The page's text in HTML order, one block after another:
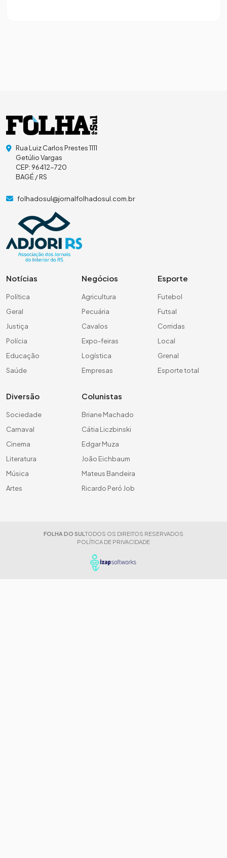
Rua Luiz Carlos Prestes 1111
Getúlio Vargas
CEP: 96412-720
BAGÉ / RS
folhadosul@jornalfolhadosul.com.br
Notícias
Política
Geral
Justiça
Polícia
Educação
Saúde
Negócios
Agricultura
Pecuária
Cavalos
Expo-feiras
Logística
Empresas
Esporte
Futebol
Futsal
Corridas
Local
Grenal
Esporte total
Diversão
Sociedade
Carnaval
Cinema
Literatura
Música
Artes
Colunistas
Briane Machado
Cátia Liczbinski
Edgar Muza
João Eichbaum
Mateus Bandeira
Ricardo Peró Job
FOLHA DO SUL TODOS OS DIREITOS RESERVADOS
POLÍTICA DE PRIVACIDADE